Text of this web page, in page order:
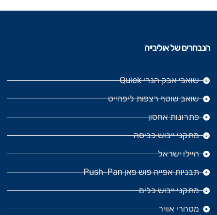
הנבחרים של אוליבייה
שואבי אבק הנרי Quick
שואב שוטף רצפות ליפהייט
פתרונות אחסון
מתקני ייבוש כביסה
היילו ישראל
תבניות אפייה פוש פאן Push-Pan
מתקני ייבוש כלים
מטהרי אוויר